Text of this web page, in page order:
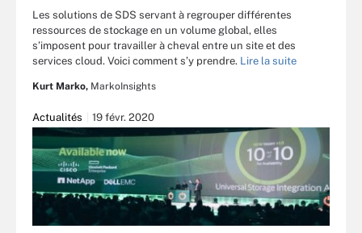
Les solutions de SDS servant à regrouper différentes
ressources de stockage en un volume global, elles
s’imposent pour travailler à cheval entre un site et des
services cloud. Voici comment s’y prendre. Lire la suite
Kurt Marko, MarkoInsights
Actualités 19 févr. 2020